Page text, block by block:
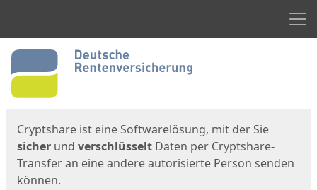
Start
Cryptshare ist eine Softwarelösung, mit der Sie
sicher und verschlüsselt Daten per Cryptshare-
Transfer an eine andere autorisierte Person senden
können.